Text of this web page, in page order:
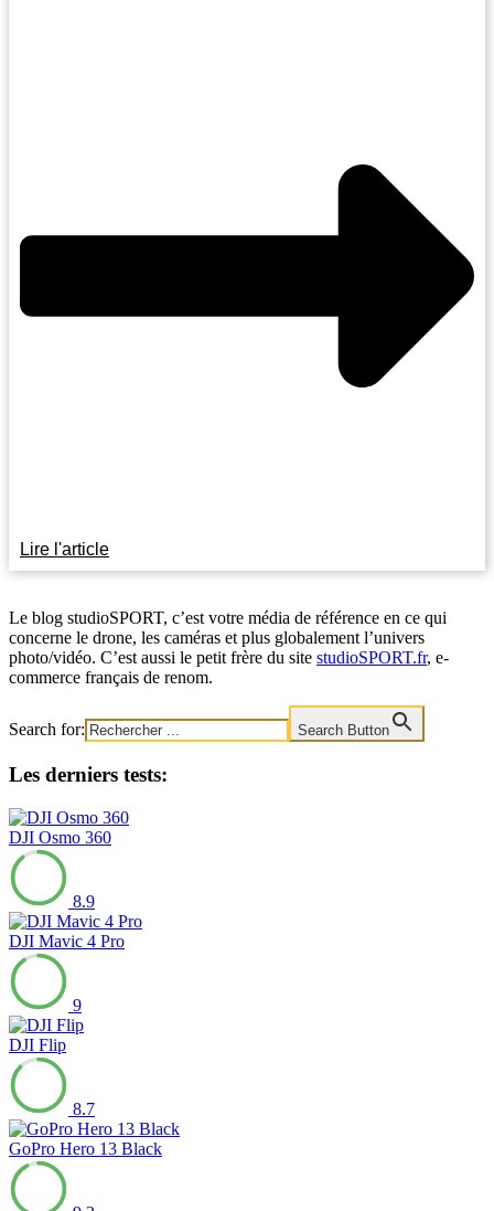
Lire l'article
Le blog studioSPORT, c’est votre média de référence en ce qui
concerne le drone, les caméras et plus globalement l’univers
photo/vidéo. C’est aussi le petit frère du site studioSPORT.fr, e-
commerce français de renom.
Search for: Search Button
Les derniers tests:
DJI Osmo 360
8.9
DJI Mavic 4 Pro
9
DJI Flip
8.7
GoPro Hero 13 Black